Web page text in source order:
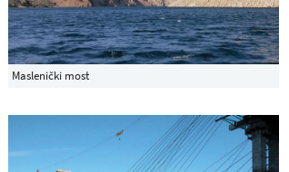
Maslenički most